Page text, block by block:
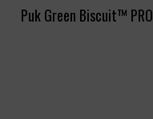
Puk Green Biscuit™ PRO